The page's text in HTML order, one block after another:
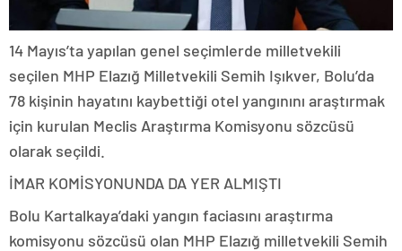
14 Mayıs’ta yapılan genel seçimlerde milletvekili
seçilen MHP Elazığ Milletvekili Semih Işıkver, Bolu’da
78 kişinin hayatını kaybettiği otel yangınını araştırmak
için kurulan Meclis Araştırma Komisyonu sözcüsü
olarak seçildi.
İMAR KOMİSYONUNDA DA YER ALMIŞTI
Bolu Kartalkaya’daki yangın faciasını araştırma
komisyonu sözcüsü olan MHP Elazığ milletvekili Semih